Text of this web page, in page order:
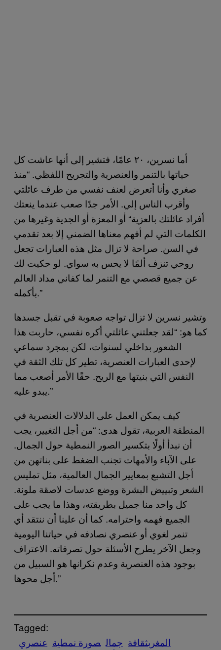
أما نسرين، ٢٠ عامًا، فتشير إلى أنها عاشت كل
حياتها بالتنمر والعنصرية والتجريح اللفظي. “منذ
صغري وأنا أتعرض لعنف نفسي من طرف عائلتي
وأقرب الناس إلي. الأمر جدًا صعب عندما ينعتك
أفراد عائلتك بالعزية“ أو المعزة أو الجدية وغيرها من
الكلمات التي لم أفهم معناها الضمني إلا بعد تقدمي
في السن. صراحة لا تزال مثل هذه العبارات تجعل
روحي تنزف ألمًا لا يحس به سواي. لو حكيت لك
عن جميع قصصي مع التنمر لما كفاني مداد العالم
بأكمله.”
وتشير نسرين لا تزال تواجه صعوبة في تقبل جسدها
كما هو: “لقد جعلتني عائلتي أكره نفسي، حاربت هذا
الشعور بداخلي لسنوات، لكن بمجرد سماعي
لإحدى العبارات العنصرية، تطير كل تلك الثقة في
النفس التي بنيتها مع الريح. حقًا الأمر أصعب مما
يبدو عليه.”
كيف يمكن العمل على الدلالات العنصرية في
المنطقة العربية، تقول هدى: “من أجل التغيير، يجب
أن نبدأ أولًا بتكسير الصور النمطية حول الجمال.
على الآباء والأمهات تجنب الضغط على بناتهن من
أجل التشبع بمعايير الجمال العالمية، مثل تمليس
الشعر وتبييض البشرة ووضع عدسات لاصقة ملونة.
كل واحد منا جميل بطريقته، وهذا ما يجب على
الجميع فهمه واحترامه. كما أن علينا أن ننتقد أي
تنمر لغوي أو عنصري نصادفه في حياتنا اليومية
وجعل الآخر يطرح الأسئلة حول تصرفاته. الاعتراف
بوجود هذه العنصرية وعدم نكرانها هو السبيل من
أجل محوها.”
Tagged:
المغربثقافة جمال صورة نمطية عنصري